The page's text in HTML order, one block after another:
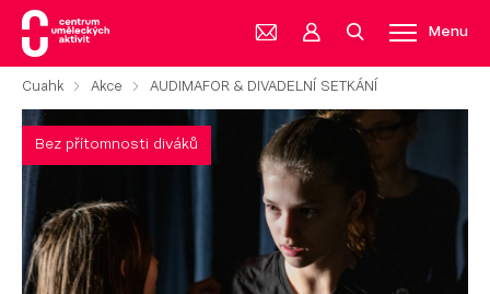
Menu
Cuahk Akce AUDIMAFOR & DIVADELNÍ SETKÁNÍ
Bez přítomnosti diváků